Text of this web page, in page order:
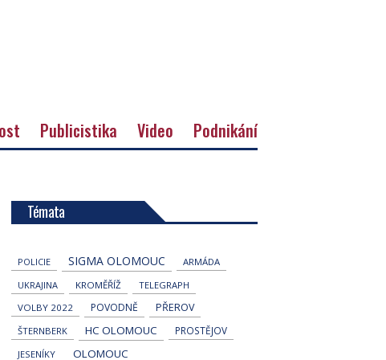
Publicistika Video Podnikání
Témata
POLICIE SIGMA OLOMOUC
ARMÁDA
UKRAJINA
KROMĚŘÍŽ
TELEGRAPH
VOLBY 2022
POVODNĚ PŘEROV
ŠTERNBERK HC OLOMOUC PROSTĚJOV
JESENÍKY OLOMOUC